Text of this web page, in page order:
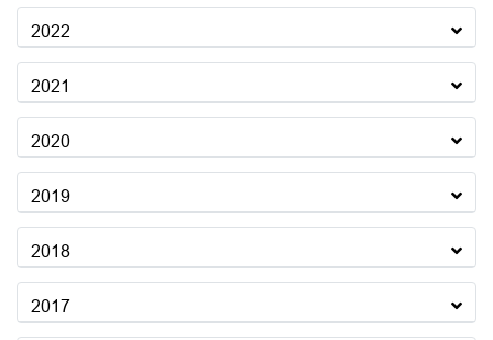
2022
2021
2020
2019
2018
2017